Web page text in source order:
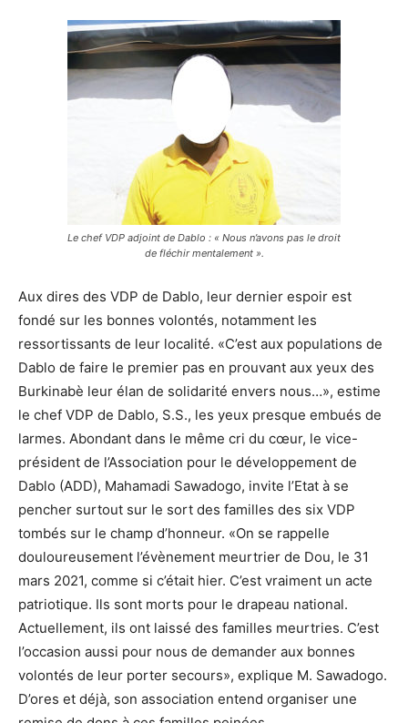
Le chef VDP adjoint de Dablo : « Nous n’avons pas le droit
de fléchir mentalement ».
Aux dires des VDP de Dablo, leur dernier espoir est
fondé sur les bonnes volontés, notamment les
ressortissants de leur localité. «C’est aux populations de
Dablo de faire le premier pas en prouvant aux yeux des
Burkinabè leur élan de solidarité envers nous…», estime
le chef VDP de Dablo, S.S., les yeux presque embués de
larmes. Abondant dans le même cri du cœur, le vice-
président de l’Association pour le développement de
Dablo (ADD), Mahamadi Sawadogo, invite l’Etat à se
pencher surtout sur le sort des familles des six VDP
tombés sur le champ d’honneur. «On se rappelle
douloureusement l’évènement meurtrier de Dou, le 31
mars 2021, comme si c’était hier. C’est vraiment un acte
patriotique. Ils sont morts pour le drapeau national.
Actuellement, ils ont laissé des familles meurtries. C’est
l’occasion aussi pour nous de demander aux bonnes
volontés de leur porter secours», explique M. Sawadogo.
D’ores et déjà, son association entend organiser une